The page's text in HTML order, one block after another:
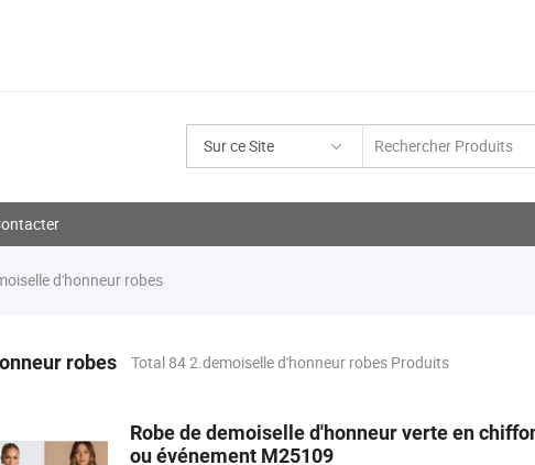
Sur ce Site
d'honneur robes
robes Total 84 2.demoiselle d'honneur robes Produits
Robe de demoiselle d'honneur verte en
ou événement M25109